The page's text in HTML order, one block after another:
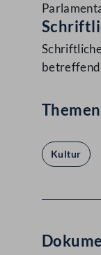
betreffend
Themen
Kultur